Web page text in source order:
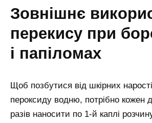
зовнішнє використання
перекису при
і папіломах
Щоб позбутися від шкірних
пероксиду водню, потрібно кожен
разів наносити по 1-й каплі